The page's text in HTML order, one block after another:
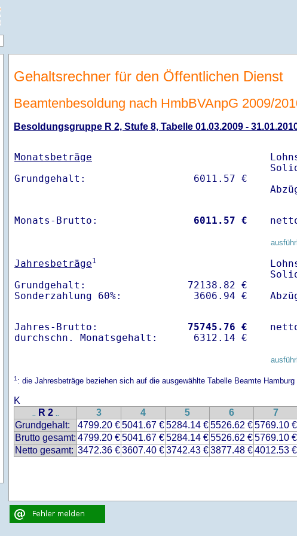
Gehaltsrechner für den Öffentlichen Dienst
Beamtenbesoldung nach HmbBVAnpG 2009/
Besoldungsgruppe R 2, Stufe 8, Tabelle 01.03.2009 -
Monatsbeträge
Monats-Brutto: 6011.57 €
Jahresbeträge1
Grundgehalt:                 72138.82 €
Jahres-Brutto: 75745.76 €
1: die Jahresbeträge beziehen sich auf die ausgewählte Tabelle Beamte Hamburg
K
.. R 2 .. 3 4 5 6 7
Grundgehalt:
4799.20 €5041.67 €5284.14 €5526.62 €5769.10 €
Brutto gesamt: 4799.20 €5041.67 €5284.14 €5526.62 €5769.10 €
Netto gesamt: 3472.36 €3607.40 €3742.43 €3877.48 €4012.53 €